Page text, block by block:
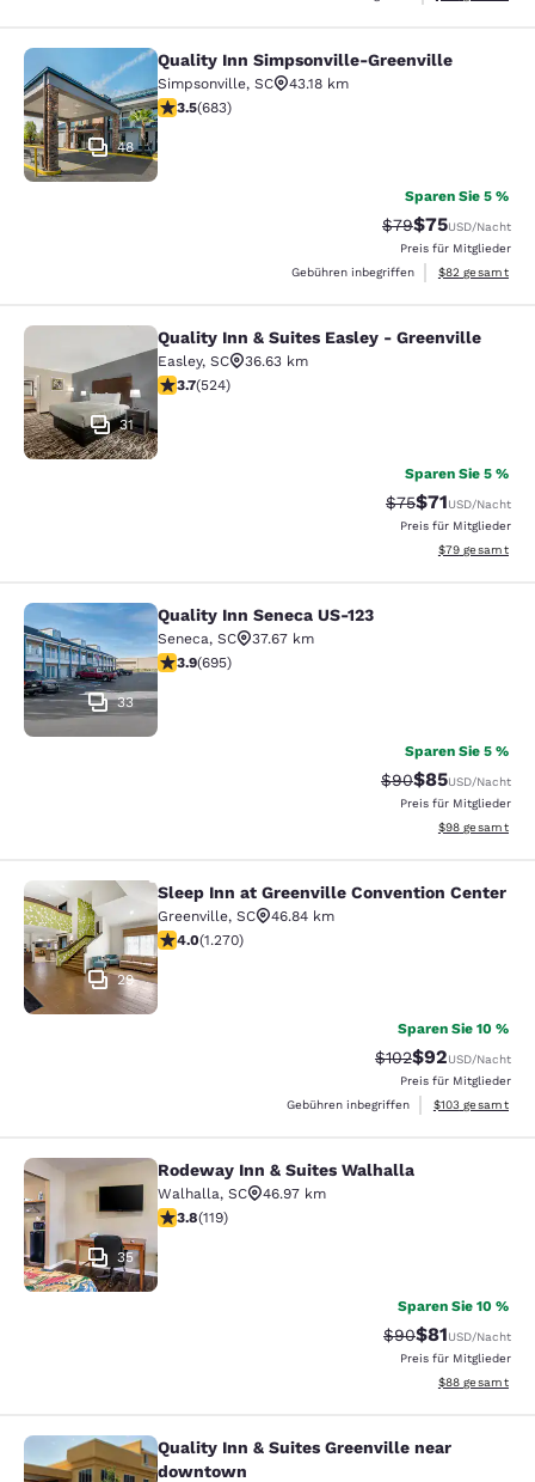
Quality Inn Simpsonville-Greenville
48
Quality Inn Simpsonville-Greenville
Simpsonville, SC
43.18 km
3.52-Sterne-Bewertung. Gut. 683 Bewertungen
3.5(683)
Sparen Sie 5 %
$79Vergünstigter
$75USD/Nacht
Preis für Mitglieder
Gebühren inbegriffen
Geschätzte
$82 gesamt
Quality Inn & Suites Easley -
31
Quality Inn & Suites Easley - Greenville
Easley, SC
36.63 km
3.7-Sterne-Bewertung. Gut. 524 Bewertungen
3.7(524)
Sparen Sie 5 %
$75Vergünstigter
$71USD/Nacht
Preis für Mitglieder
Geschätzte
$79 gesamt
Quality Inn Seneca US-123
33
Quality Inn Seneca US-123
Seneca, SC
37.67 km
3.85-Sterne-Bewertung. Gut. 695 Bewertungen
3.9(695)
Sparen Sie 5 %
$90Vergünstigter
$85USD/Nacht
Preis für Mitglieder
Geschätzte
$98 gesamt
Sleep Inn at Greenville Convention
29
Sleep Inn at Greenville Convention Center
Greenville, SC
46.84 km
3.95-Sterne-Bewertung. Gut. 1270 Bewertungen
4.0(1.270)
Sparen Sie 10 %
Durchgestrichener
$102Vergünstigter
$92USD/Nacht
Preis für Mitglieder
Gebühren inbegriffen
Geschätzte
$103 gesamt
Rodeway Inn & Suites Walhalla
35
Rodeway Inn & Suites Walhalla
Walhalla, SC
46.97 km
3.82-Sterne-Bewertung. Gut. 119 Bewertungen
3.8(119)
Sparen Sie 10 %
$90Vergünstigter
$81USD/Nacht
Preis für Mitglieder
Geschätzte
$88 gesamt
Quality Inn & Suites Greenville
Quality Inn & Suites Greenville near
downtown